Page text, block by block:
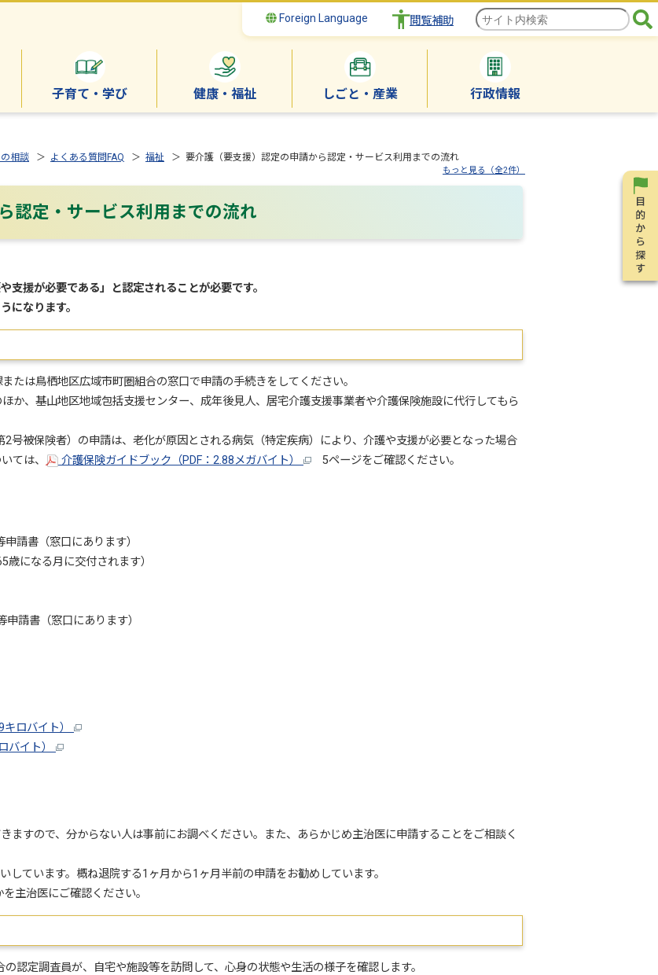
Foreign Language 閲覧補助
子育て・学び 健康・福祉 しごと・産業 行政情報
相談 ＞ よくある質問FAQ ＞ 福祉 ＞ 要介護（要支援）認定の申請から認定・サービス利用までの流れ
もっと見る（全2件）
認定・サービス利用までの流れ
支援が必要である」と認定されることが必要です。
になります。
たは鳥栖地区広域市町圏組合の窓口で申請の手続きをしてください。
か、基山地区地域包括支援センター、成年後見人、居宅介護支援事業者や介護保険施設に代行してもら
号被保険者）の申請は、老化が原因とされる病気（特定疾病）により、介護や支援が必要となった場合
ては、
介護保険ガイドブック（PDF：2.88メガバイト） 5ページをご確認ください。
請書（窓口にあります）
に交付されます）
請書（窓口にあります）
ロバイト）
バイト）
ますので、分からない人は事前にお調べください。また、あらかじめ主治医に申請することをご相談く
しています。概ね退院する1ヶ月から1ヶ月半前の申請をお勧めしています。
主治医にご確認ください。
認定調査員が、自宅や施設等を訪問して、心身の状態や生活の様子を確認します。